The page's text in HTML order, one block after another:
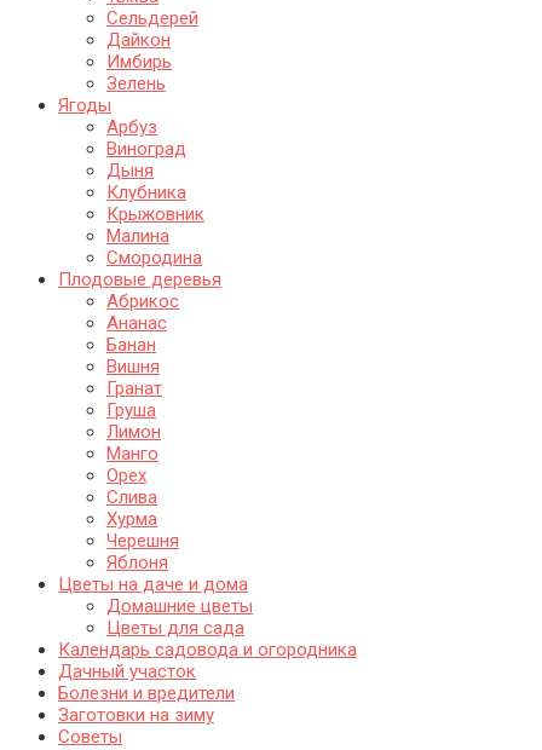
Сельдерей
Дайкон
Имбирь
Зелень
Ягоды
Арбуз
Виноград
Дыня
Клубника
Крыжовник
Малина
Смородина
Плодовые деревья
Абрикос
Ананас
Банан
Вишня
Гранат
Груша
Лимон
Манго
Орех
Слива
Хурма
Черешня
Яблоня
Цветы на даче и дома
Домашние цветы
Цветы для сада
Календарь садовода и огородника
Дачный участок
Болезни и вредители
Заготовки на зиму
Советы